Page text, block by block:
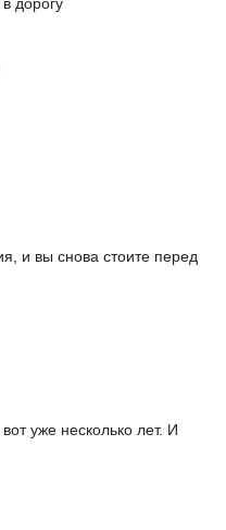
и вы снова стоите перед
уже несколько лет. И